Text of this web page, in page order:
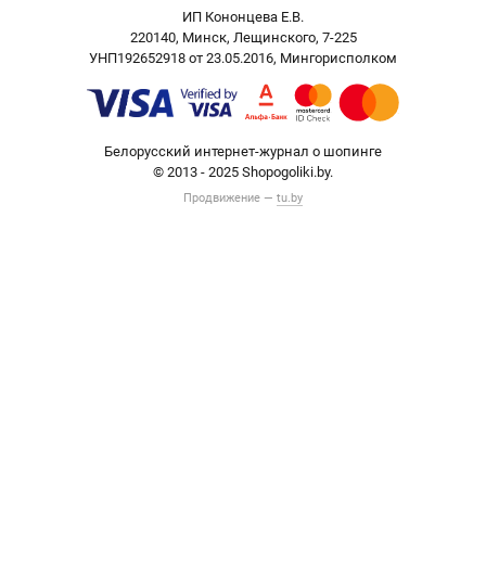
ИП Кононцева Е.В.
220140, Минск, Лещинского, 7-225
УНП192652918 от 23.05.2016, Мингорисполком
Белорусский интернет-журнал о шопинге
© 2013 - 2025 Shopogoliki.by.
Продвижение — tu.by